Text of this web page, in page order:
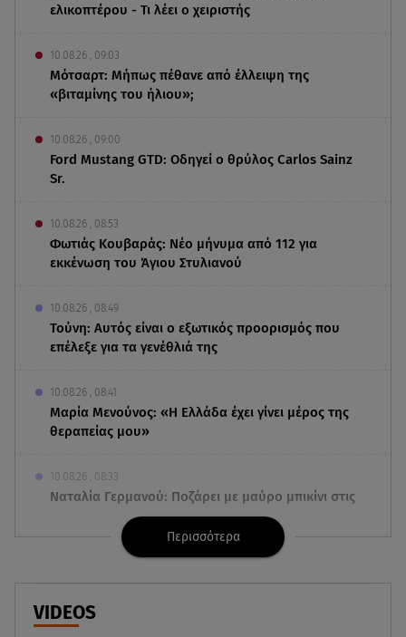
ελικοπτέρου - Τι λέει ο χειριστής
10.08.26 , 09:03
Μότσαρτ: Μήπως πέθανε από έλλειψη της
«βιταμίνης του ήλιου»;
10.08.26 , 09:00
Ford Mustang GTD: Οδηγεί ο θρύλος Carlos Sainz
Sr.
10.08.26 , 08:53
Φωτιάς Κουβαράς: Νέο μήνυμα από 112 για
εκκένωση του Άγιου Στυλιανού
10.08.26 , 08:49
Τούνη: Αυτός είναι ο εξωτικός προορισμός που
επέλεξε για τα γενέθλιά της
10.08.26 , 08:41
Μαρία Μενούνος: «Η Ελλάδα έχει γίνει μέρος της
θεραπείας μου»
10.08.26 , 08:33
Ναταλία Γερμανού: Ποζάρει με μαύρο μπικίνι στις
καλοκαιρινές της διακοπές
Ο καιρός Hot Dry Windy θέτει σε Red Code τη
Περισσότερα
VIDEOS